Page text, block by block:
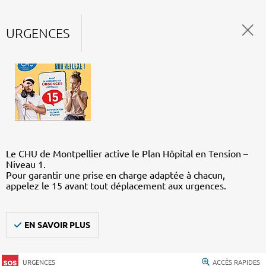
URGENCES
Le CHU de Montpellier active le Plan Hôpital en Tension –
Niveau 1.
Pour garantir une prise en charge adaptée à chacun,
appelez le 15 avant tout déplacement aux urgences.
EN SAVOIR PLUS
URGENCES ACCÈS RAPIDES